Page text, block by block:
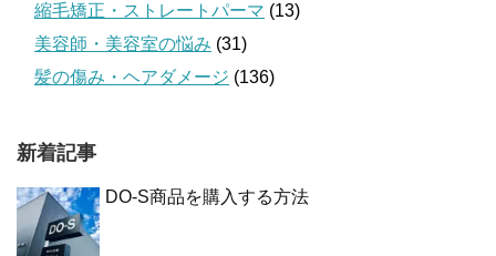
縮毛矯正・ストレートパーマ (13)
美容師・美容室の悩み (31)
髪の傷み・ヘアダメージ (136)
新着記事
DO-S商品を購入する方法